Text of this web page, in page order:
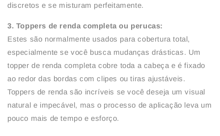
discretos e se misturam perfeitamente.
3. Toppers de renda completa ou perucas:
Estes são normalmente usados para cobertura total,
especialmente se você busca mudanças drásticas. Um
topper de renda completa cobre toda a cabeça e é fixado
ao redor das bordas com clipes ou tiras ajustáveis.
Toppers de renda são incríveis se você deseja um visual
natural e impecável, mas o processo de aplicação leva um
pouco mais de tempo e esforço.